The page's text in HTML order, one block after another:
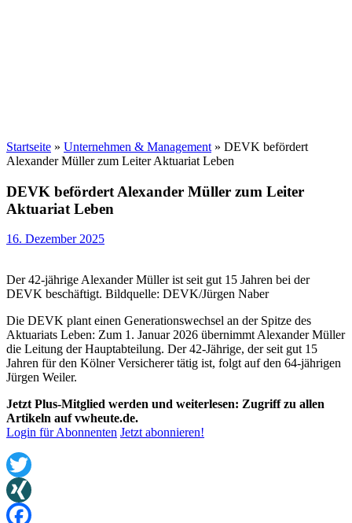
Startseite » Unternehmen & Management » DEVK befördert
Alexander Müller zum Leiter Aktuariat Leben
DEVK befördert Alexander Müller zum Leiter
Aktuariat Leben
16. Dezember 2025
Der 42-jährige Alexander Müller ist seit gut 15 Jahren bei der
DEVK beschäftigt. Bildquelle: DEVK/Jürgen Naber
Die DEVK plant einen Generationswechsel an der Spitze des
Aktuariats Leben: Zum 1. Januar 2026 übernimmt Alexander Müller
die Leitung der Hauptabteilung. Der 42-Jährige, der seit gut 15
Jahren für den Kölner Versicherer tätig ist, folgt auf den 64-jährigen
Jürgen Weiler.
Jetzt Plus-Mitglied werden und weiterlesen: Zugriff zu allen
Artikeln auf vwheute.de.
Login für Abonnenten Jetzt abonnieren!
Twitter
XING